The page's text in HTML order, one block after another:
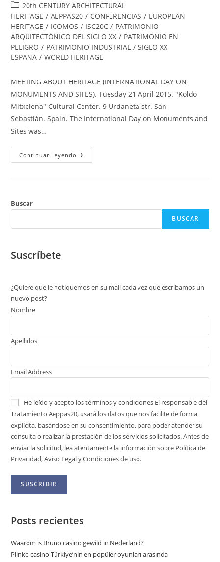
20th CENTURY ARCHITECTURAL
HERITAGE / AEPPAS20 / CONFERENCIAS / EUROPEAN
HERITAGE / ICOMOS / ISC20C / PATRIMONIO
ARQUITECTÓNICO DEL SIGLO XX / PATRIMONIO EN
PELIGRO / PATRIMONIO INDUSTRIAL / SIGLO XX
ESPAÑA / WORLD HERITAGE
MEETING ABOUT HERITAGE (INTERNATIONAL DAY ON
MONUMENTS AND SITES). Tuesday 21 April 2015. "Koldo
Mitxelena" Cultural Center. 9 Urdaneta str. San
Sebastián. Spain. The International Day on Monuments and
Sites was…
Continuar Leyendo
Buscar
BUSCAR
Suscríbete
¿Quiere que le notiquemos en su mail cada vez que escribamos un
nuevo post?
Nombre
Apellidos
Email Address
He leído y acepto los términos y condiciones El responsable del
Tratamiento Aeppas20, usará los datos que nos facilite de forma
explícita, basándose en su consentimiento, para poder atender su
consulta o realizar la prestación de los servicios solicitados. Antes de
enviar la solicitud, lea atentamente la información sobre Política de
Privacidad, Aviso Legal y Condiciones de uso.
Posts recientes
Waarom is Bruno casino gewild in Nederland?
Plinko casino Türkiye’nin en popüler oyunları arasında